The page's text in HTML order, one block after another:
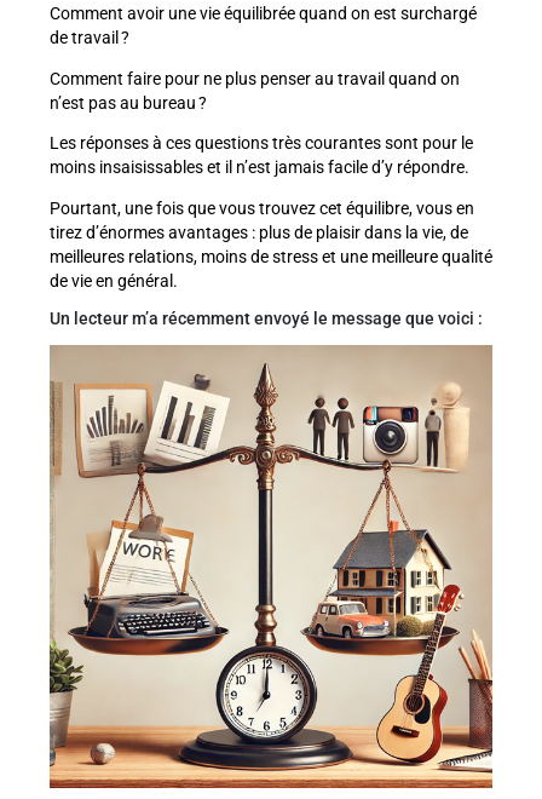
Comment avoir une vie équilibrée quand on est surchargé
de travail ?
Comment faire pour ne plus penser au travail quand on
n’est pas au bureau ?
Les réponses à ces questions très courantes sont pour le
moins insaisissables et il n’est jamais facile d’y répondre.
Pourtant, une fois que vous trouvez cet équilibre, vous en
tirez d’énormes avantages : plus de plaisir dans la vie, de
meilleures relations, moins de stress et une meilleure qualité
de vie en général.
Un lecteur m’a récemment envoyé le message que voici :